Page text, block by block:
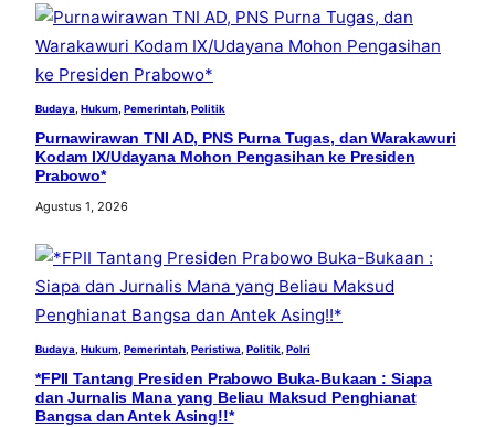
Budaya, Hukum, Pemerintah, Politik
Purnawirawan TNI AD, PNS Purna Tugas, dan Warakawuri
Kodam IX/Udayana Mohon Pengasihan ke Presiden
Prabowo*
Agustus 1, 2026
Budaya, Hukum, Pemerintah, Peristiwa, Politik, Polri
*FPII Tantang Presiden Prabowo Buka-Bukaan : Siapa
dan Jurnalis Mana yang Beliau Maksud Penghianat
Bangsa dan Antek Asing!!*